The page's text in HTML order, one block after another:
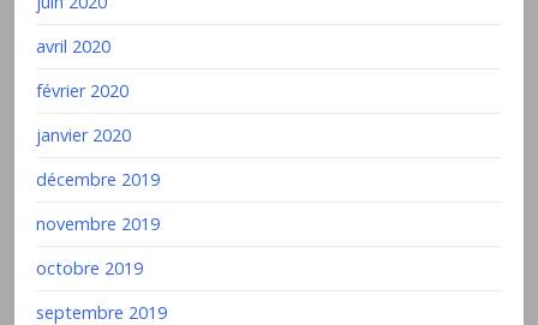
avril 2020
février 2020
janvier 2020
décembre 2019
novembre 2019
octobre 2019
septembre 2019